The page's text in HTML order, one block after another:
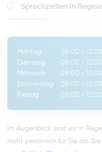
Sprechzeiten in
Montag 08:00 - 12:00
Dienstag
08:00 - 12:00
Mittwoch
08:00 - 12:00
Donnerstag
08:00 - 12:00
Freitag
08:00 - 12:00
Im Augenblick sind wir in
nicht persönlich für Sie da.